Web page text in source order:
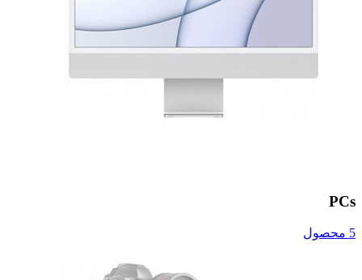
PCs
5 محصول